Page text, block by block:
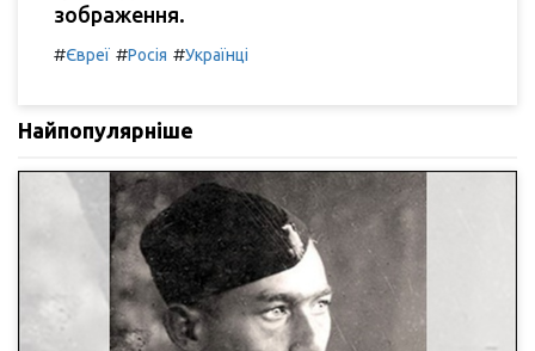
зображення.
#Євреї #Росія #Українці
Найпопулярніше